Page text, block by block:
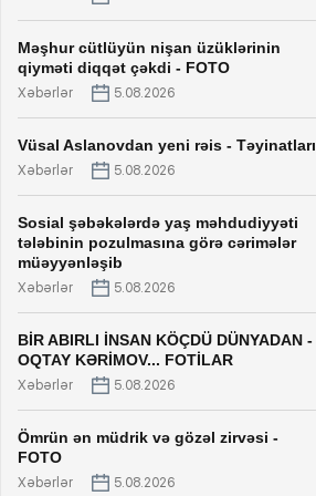
Məşhur cütlüyün nişan üzüklərinin
qiyməti diqqət çəkdi - FOTO
Xəbərlər 5.08.2026
Vüsal Aslanovdan yeni rəis - Təyinatları
Xəbərlər 5.08.2026
Sosial şəbəkələrdə yaş məhdudiyyəti
tələbinin pozulmasına görə cərimələr
müəyyənləşib
Xəbərlər 5.08.2026
BİR ABIRLI İNSAN KÖÇDÜ DÜNYADAN -
OQTAY KƏRİMOV... FOTİLAR
Xəbərlər 5.08.2026
Ömrün ən müdrik və gözəl zirvəsi -
FOTO
Xəbərlər 5.08.2026